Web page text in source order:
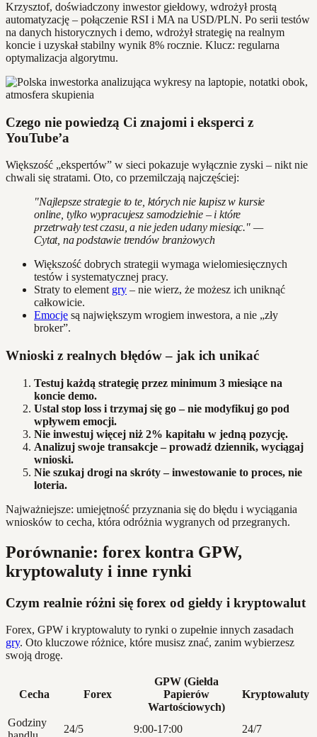
Krzysztof, doświadczony inwestor giełdowy, wdrożył prostą
automatyzację – połączenie RSI i MA na USD/PLN. Po serii testów
na danych historycznych i demo, wdrożył strategię na realnym
koncie i uzyskał stabilny wynik 8% rocznie. Klucz: regularna
optymalizacja algorytmu.
Czego nie powiedzą Ci znajomi i eksperci z
YouTube’a
Większość „ekspertów” w sieci pokazuje wyłącznie zyski – nikt nie
chwali się stratami. Oto, co przemilczają najczęściej:
"Najlepsze strategie to te, których nie kupisz w kursie
online, tylko wypracujesz samodzielnie – i które
przetrwały test czasu, a nie jeden udany miesiąc." —
Cytat, na podstawie trendów branżowych
Większość dobrych strategii wymaga wielomiesięcznych
testów i systematycznej pracy.
Straty to element gry – nie wierz, że możesz ich uniknąć
całkowicie.
Emocje są największym wrogiem inwestora, a nie „zły
broker”.
Wnioski z realnych błędów – jak ich unikać
Testuj każdą strategię przez minimum 3 miesiące na
koncie demo.
Ustal stop loss i trzymaj się go – nie modyfikuj go pod
wpływem emocji.
Nie inwestuj więcej niż 2% kapitału w jedną pozycję.
Analizuj swoje transakcje – prowadź dziennik, wyciągaj
wnioski.
Nie szukaj drogi na skróty – inwestowanie to proces, nie
loteria.
Najważniejsze: umiejętność przyznania się do błędu i wyciągania
wniosków to cecha, która odróżnia wygranych od przegranych.
Porównanie: forex kontra GPW,
kryptowaluty i inne rynki
Czym realnie różni się forex od giełdy i kryptowalut
Forex, GPW i kryptowaluty to rynki o zupełnie innych zasadach
gry. Oto kluczowe różnice, które musisz znać, zanim wybierzesz
swoją drogę.
Cecha Forex
GPW (Giełda
Papierów
Wartościowych)
Kryptowaluty
Godziny
24/5 9:00-17:00 24/7